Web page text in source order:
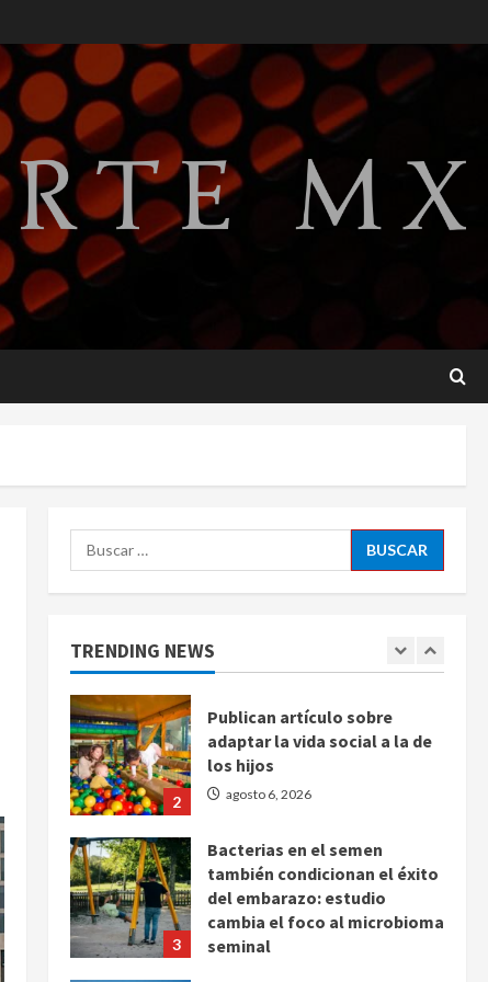
Buscar:
TRENDING NEWS
2
los hijos
agosto 6, 2026
3
Bacterias en el semen
también condicionan el éxito
del embarazo: estudio
cambia el foco al microbioma
seminal
1
demandas millonarias por
2
Publican artículo sobre
adaptar la vida social a la de
los hijos
agosto 6, 2026
3
Bacterias en el semen
también condicionan el éxito
del embarazo: estudio
cambia el foco al microbioma
seminal